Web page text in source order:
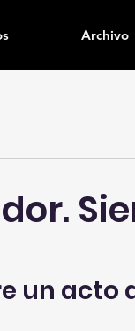
Archivo
un acto